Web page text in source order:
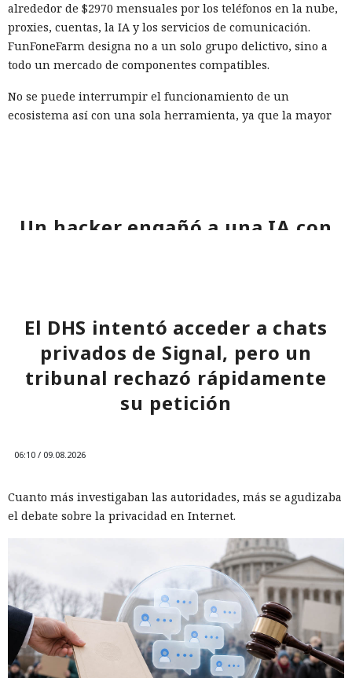
alrededor de $2970 mensuales por los teléfonos en la nube,
proxies, cuentas, la IA y los servicios de comunicación.
FunFoneFarm designa no a un solo grupo delictivo, sino a
todo un mercado de componentes compatibles.
No se puede interrumpir el funcionamiento de un
ecosistema así con una sola herramienta, ya que la mayor
tarjetas bancarias.
Un hacker engañó a una IA con
11:24 / 09.08.2026
Delincuentes descubren una forma alarmantemente
sencilla de convertir chatbots en cómplices de ataques
Las herramientas de IA gradualmente dejan de ser para los
El DHS intentó acceder a chats
privados de Signal, pero un
tribunal rechazó rápidamente
su petición
06:10 / 09.08.2026
Cuanto más investigaban las autoridades, más se agudizaba
el debate sobre la privacidad en Internet.